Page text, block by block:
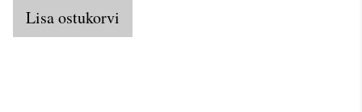
Lisa ostukorvi